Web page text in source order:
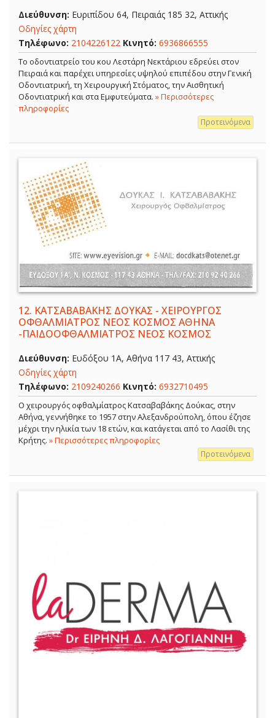
Διεύθυνση: Ευριπίδου 64, Πειραιάς 185 32, Αττικής
Οδηγίες χάρτη
Τηλέφωνο: 2104226122 Κινητό: 6936866555
Το οδοντιατρείο του κου Λεστάρη Νεκτάριου εδρεύει στον
Πειραιά και παρέχει υπηρεσίες υψηλού επιπέδου στην Γενική
Οδοντιατρική, τη Χειρουργική Στόματος, την Αισθητική
Οδοντιατρική και στα Εμφυτεύματα. » Περισσότερες
πληροφορίες
Προτεινόμενα
12. ΚΑΤΣΑΒΑΒΑΚΗΣ ΔΟΥΚΑΣ - ΧΕΙΡΟΥΡΓΟΣ
ΟΦΘΑΛΜΙΑΤΡΟΣ ΝΕΟΣ ΚΟΣΜΟΣ ΑΘΗΝΑ
-ΠΑΙΔΟΟΦΘΑΛΜΙΑΤΡΟΣ ΝΕΟΣ ΚΟΣΜΟΣ
Διεύθυνση: Ευδόξου 1Α, Αθήνα 117 43, Αττικής
Οδηγίες χάρτη
Τηλέφωνο: 2109240266 Κινητό: 6932710495
Ο χειρουργός οφθαλμίατρος Κατσαβαβάκης Δούκας, στην
Αθήνα, γεννήθηκε το 1957 στην Αλεξανδρούπολη, όπου έζησε
μέχρι την ηλικία των 18 ετών, και κατάγεται από το Λασίθι της
Κρήτης. » Περισσότερες πληροφορίες
Προτεινόμενα